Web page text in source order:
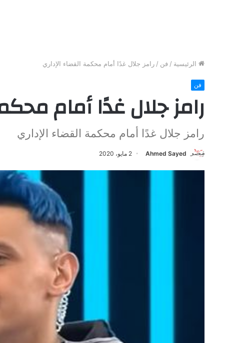
الرئيسية / فن / رامز جلال غدًا أمام محكمة القضاء الإداري
فن
رامز جلال غدًا أمام
رامز جلال غدًا أمام محكمة القضاء الإداري
Ahmed Sayed 2 مايو، 2020